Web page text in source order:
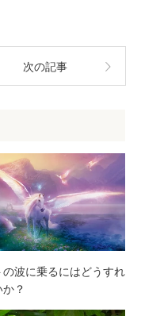
次の記事
の波に乗るにはどうすれ
？